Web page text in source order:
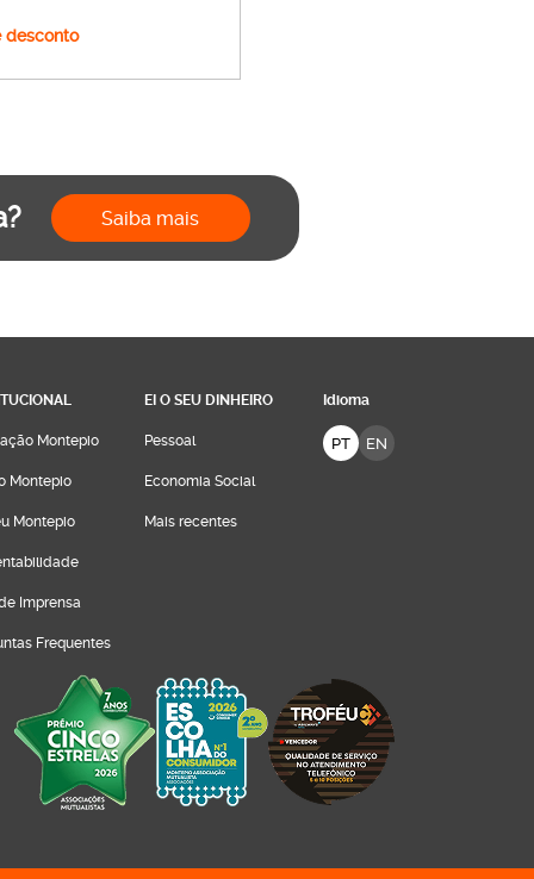
desconto
Saiba mais
Montepio
Montepio
Montepio
Imprensa
Frequentes
EI O SEU DINHEIRO
Pessoal
Economia Social
Mais recentes
Idioma
PT EN